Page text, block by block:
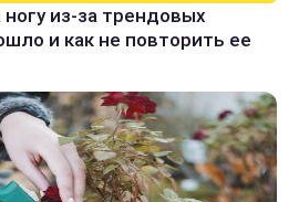
из-за трендовых
и как не повторить ее